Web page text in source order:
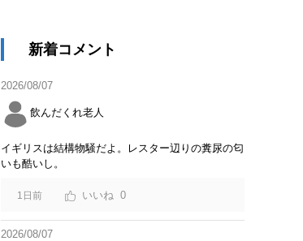
新着コメント
2026/08/07
飲んだくれ老人
イギリスは結構物騒だよ。レスター辺りの糞尿の匂
いも酷いし。
1日前 0
2026/08/07